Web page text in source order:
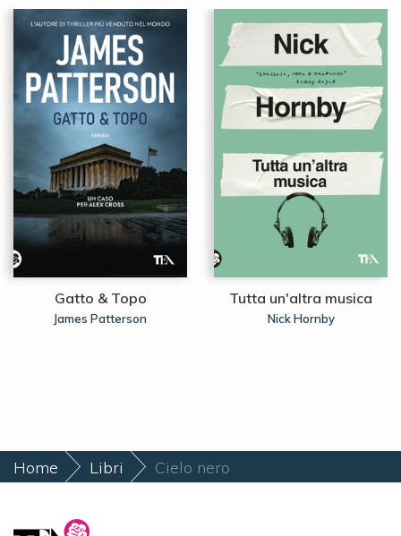
Gatto & Topo
James Patterson
Tutta un'altra musica
Nick Hornby
Home Libri Cielo nero